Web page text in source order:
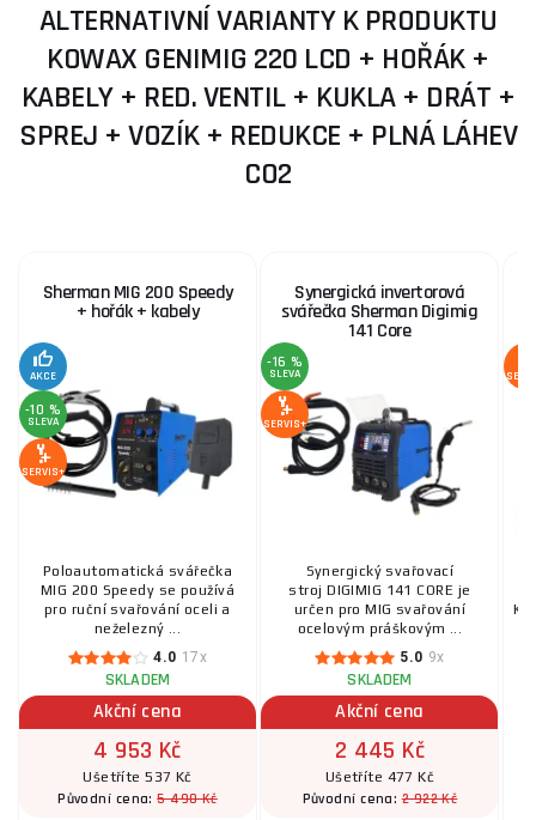
ALTERNATIVNÍ VARIANTY K PRODUKTU
KOWAX GENIMIG 220 LCD + HOŘÁK +
KABELY + RED. VENTIL + KUKLA + DRÁT +
SPREJ + VOZÍK + REDUKCE + PLNÁ LÁHEV
CO2
Sherman MIG 200 Speedy
+ hořák + kabely
AKCE
-10 %
SLEVA
SERVIS+
Poloautomatická svářečka
MIG 200 Speedy se používá
pro ruční svařování oceli a
neželezný ...
4.0 17x
SKLADEM
Akční cena
4 953 Kč
Ušetříte 537 Kč
Původní cena:5 490 Kč
Synergická invertorová
svářečka Sherman Digimig
141 Core
-16 %
SLEVA
SERVIS+
Synergický svařovací
stroj DIGIMIG 141 CORE je
určen pro MIG svařování
ocelovým práškovým ...
5.0 9x
SKLADEM
Akční cena
2 445 Kč
Ušetříte 477 Kč
Původní cena:2 922 Kč